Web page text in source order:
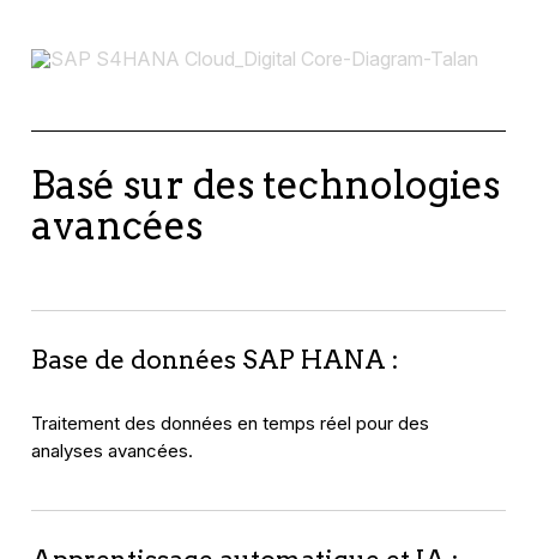
Basé sur des technologies
avancées
Base de données SAP HANA :
Traitement des données en temps réel pour des
analyses avancées.